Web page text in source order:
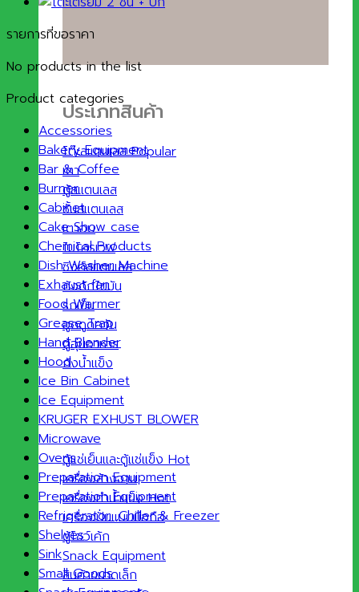
ประเภทสินค้า
โต๊ะสแตนเลส
เตา
ตู้สแตนเลส
ชั้นสแตนเลส
เตาอบ
ไมโครเวฟ
ซิงค์สแตนเลส
ถังดักไขมัน
รถเข็น
ฮูดดูดควัน
ตู้อุ่นอาหาร
ถังน้ำแข็ง
ตู้แช่เย็นและตู้แช่แข็ง
เครื่องล้างจาน
เครื่องทำน้ำแข็ง
เครื่องปั่นแบบมือถือ
ตู้โชว์เค้ก
Snack Equipment
สินค้าขนาดเล็ก
รายการที่ขอราคา
No products in the list
Product categories
Accessories
Bakery Equipment
Bar & Coffee
Burner
Cabinet
Cake Show case
Chemical Products
Dish Washer Machine
Exhaust fan
Food Warmer
Grease Trap
Hand Blender
Hood
Ice Bin Cabinet
Ice Equipment
KRUGER EXHUST BLOWER
Microwave
Ovens
Preparation Equipment
Preparation Equipment
Refrigerator ,Chiller & Freezer
Shelves
Sink
Small Goods